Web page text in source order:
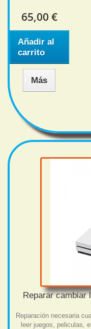
65,00 €
Añadir al
carrito
Más
Reparar cambiar
Reparación necesaria
leer juegos, peliculas,